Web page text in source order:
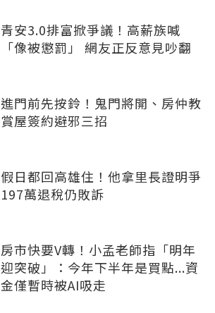
青安3.0排富掀爭議！高薪族喊
「像被懲罰」 網友正反意見吵翻
進門前先按鈴！鬼門將開、房仲教
賞屋簽約避邪三招
假日都回高雄住！他拿里長證明爭
197萬退稅仍敗訴
房市快要V轉！小孟老師指「明年
迎突破」：今年下半年是買點...資
金僅暫時被AI吸走